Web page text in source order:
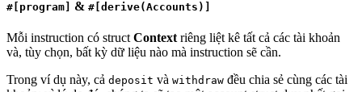
#[program] & #[derive(Accounts)]
Mỗi instruction có struct Context riêng liệt kê tất cả các tài khoản
và, tùy chọn, bất kỳ dữ liệu nào mà instruction sẽ cần.
Trong ví dụ này, cả deposit và withdraw đều chia sẻ cùng các tài